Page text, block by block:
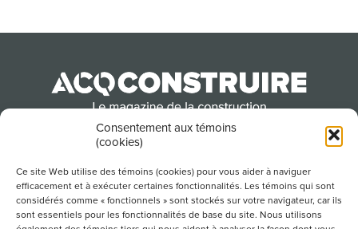
Consentement aux témoins
(cookies)
Ce site Web utilise des témoins (cookies) pour vous aider à naviguer
efficacement et à exécuter certaines fonctionnalités. Les témoins qui sont
considérés comme « fonctionnels » sont stockés sur votre navigateur, car ils
sont essentiels pour les fonctionnalités de base du site. Nous utilisons
Québec
POUR S’ABONNER À NOTRE INFOLETTRE